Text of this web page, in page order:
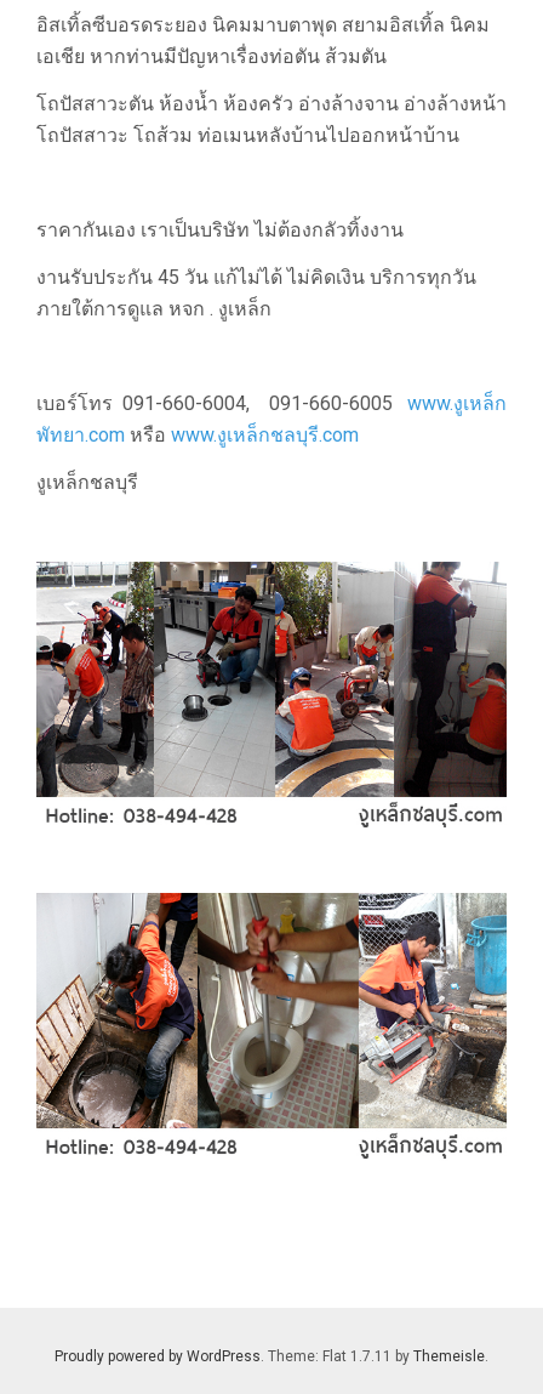
อิสเทิ้ลซีบอรดระยอง นิคมมาบตาพุด สยามอิสเทิ้ล นิคม
เอเชีย หากท่านมีปัญหาเรื่องท่อตัน ส้วมตัน
โถปัสสาวะตัน ห้องน้ำ ห้องครัว อ่างล้างจาน อ่างล้างหน้า
โถปัสสาวะ โถส้วม ท่อเมนหลังบ้านไปออกหน้าบ้าน
ราคากันเอง เราเป็นบริษัท ไม่ต้องกลัวทิ้งงาน
งานรับประกัน 45 วัน แก้ไม่ได้ ไม่คิดเงิน บริการทุกวัน
ภายใต้การดูแล หจก . งูเหล็ก
เบอร์โทร 091-660-6004, 091-660-6005 www.งูเหล็ก
พัทยา.com หรือ www.งูเหล็กชลบุรี.com
งูเหล็กชลบุรี
Proudly powered by WordPress. Theme: Flat 1.7.11 by Themeisle.